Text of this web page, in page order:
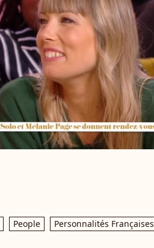
People Personnalités Françaises